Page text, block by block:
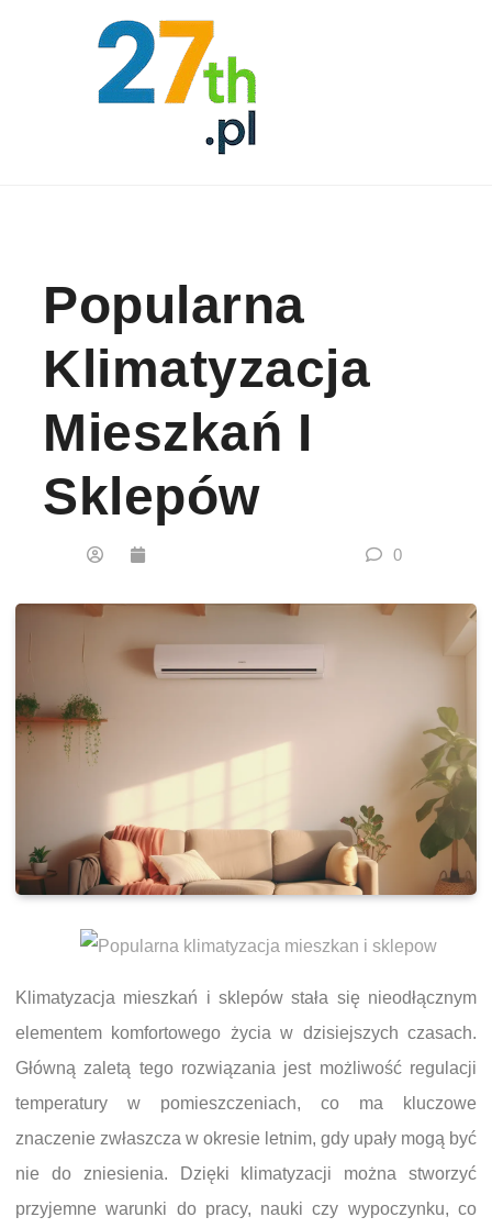
Popularna
Klimatyzacja
Mieszkań I
Sklepów
0
Klimatyzacja mieszkań i sklepów stała się nieodłącznym
elementem komfortowego życia w dzisiejszych czasach.
Główną zaletą tego rozwiązania jest możliwość regulacji
temperatury w pomieszczeniach, co ma kluczowe
znaczenie zwłaszcza w okresie letnim, gdy upały mogą być
nie do zniesienia. Dzięki klimatyzacji można stworzyć
przyjemne warunki do pracy, nauki czy wypoczynku, co